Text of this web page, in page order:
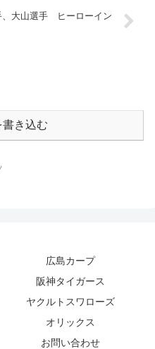
大山選手 ヒーローイン
書き込む
広島カープ
阪神タイガース
ヤクルトスワローズ
オリックス
お問い合わせ